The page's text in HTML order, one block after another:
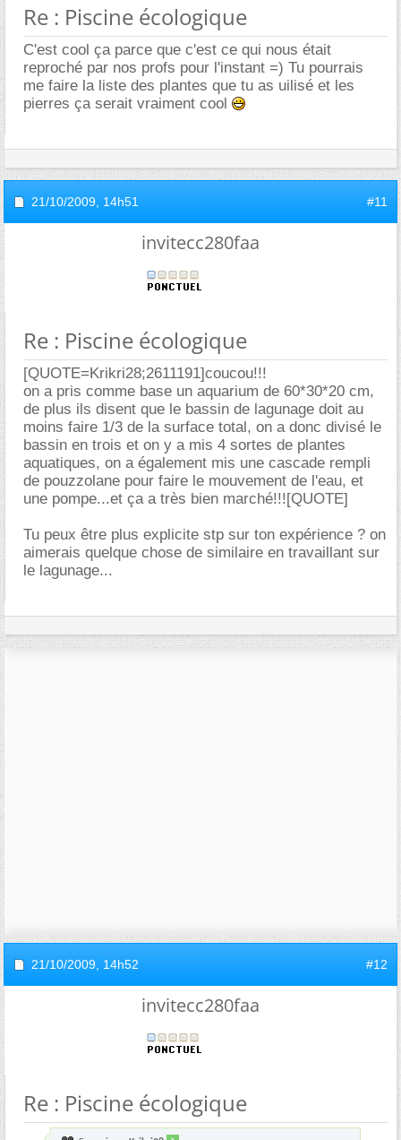
Re : Piscine écologique
C'est cool ça parce que c'est ce qui nous était
reproché par nos profs pour l'instant =) Tu pourrais
me faire la liste des plantes que tu as uilisé et les
pierres ça serait vraiment cool
21/10/2009, 14h51 #11
invitecc280faa
Re : Piscine écologique
[QUOTE=Krikri28;2611191]coucou!!!
on a pris comme base un aquarium de 60*30*20 cm,
de plus ils disent que le bassin de lagunage doit au
moins faire 1/3 de la surface total, on a donc divisé le
bassin en trois et on y a mis 4 sortes de plantes
aquatiques, on a également mis une cascade rempli
de pouzzolane pour faire le mouvement de l'eau, et
une pompe...et ça a très bien marché!!![QUOTE]
Tu peux être plus explicite stp sur ton expérience ? on
aimerais quelque chose de similaire en travaillant sur
le lagunage...
21/10/2009, 14h52 #12
invitecc280faa
Re : Piscine écologique